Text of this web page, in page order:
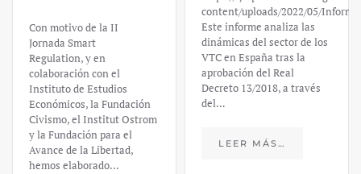
Con motivo de la II
Jornada Smart
Regulation, y en
colaboración con el
Instituto de Estudios
Económicos, la Fundación
Civismo, el Institut Ostrom
y la Fundación para el
Avance de la Libertad,
hemos elaborado…
content/uploads/2022/05/
Este informe analiza las
dinámicas del sector de los
VTC en España tras la
aprobación del Real
Decreto 13/2018, a través
del…
LEER MÁS…